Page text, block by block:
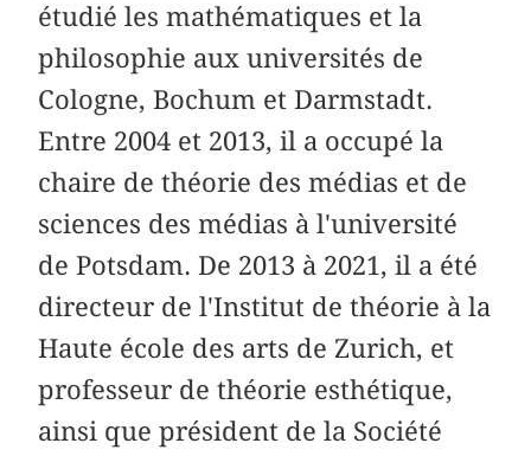
étudié les mathématiques et la
philosophie aux universités de
Cologne, Bochum et Darmstadt.
Entre 2004 et 2013, il a occupé la
chaire de théorie des médias et de
sciences des médias à l'université
de Potsdam. De 2013 à 2021, il a été
directeur de l'Institut de théorie à la
Haute école des arts de Zurich, et
professeur de théorie esthétique,
ainsi que président de la Société